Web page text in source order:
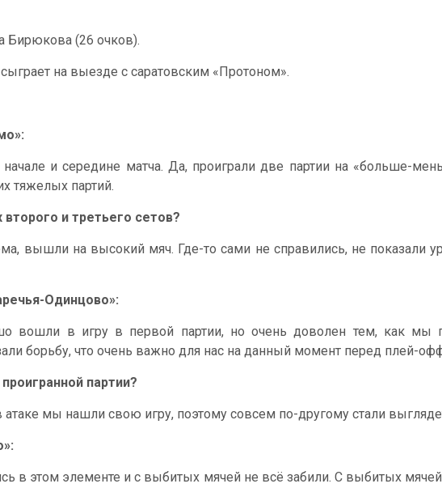
Бирюкова (26 очков).
на выезде с саратовским «Протоном».
и середине матча. Да, проиграли две партии на «больше-
тяжелых партий.
и третьего сетов?
вышли на высокий мяч. Где-то сами не справились, не показали
Одинцово»:
вошли в игру в первой партии, но очень доволен тем, как мы
борьбу, что очень важно для нас на данный момент перед плей-
партии?
мы нашли свою игру, поэтому совсем по-другому стали
в этом элементе и с выбитых мячей не всё забили. С выбитых